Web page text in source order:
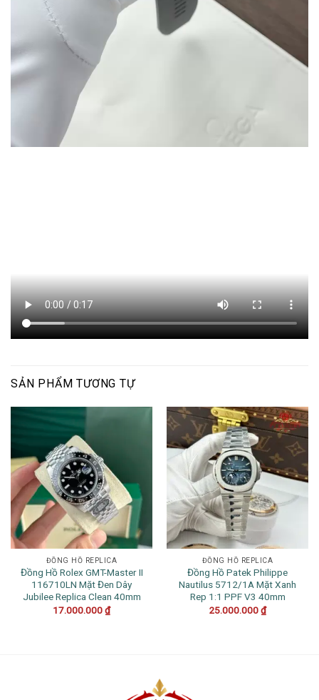
SẢN PHẨM TƯƠNG TỰ
ĐỒNG HỒ REPLICA
Đồng Hồ Rolex GMT-Master II
116710LN Mặt Đen Dây
Jubilee Replica Clean 40mm
17.000.000₫
ĐỒNG HỒ REPLICA
Đồng Hồ Patek Philippe
Nautilus 5712/1A Mặt Xanh
Rep 1:1 PPF V3 40mm
25.000.000₫